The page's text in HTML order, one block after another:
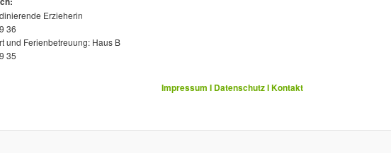
Erzieherin
36
und Ferienbetreuung: Haus B
35
Impressum I Datenschutz I Kontakt